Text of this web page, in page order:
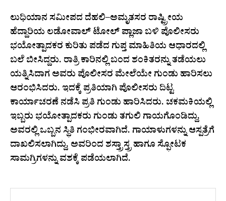
ಲುಧಿಯಾನ ಸಮೀಪದ ದೆಹಲಿ–ಅಮೃತಸರ ರಾಷ್ಟ್ರೀಯ
ಹೆದ್ದಾರಿಯ ಲಡೋವಾಲ್ ಟೋಲ್ ಪ್ಲಾಜಾ ಬಳಿ ಪೊಲೀಸರು
ಭಯೋತ್ಪಾದಕರ ಕುರಿತು ಪಡೆದ ಗುಪ್ತ ಮಾಹಿತಿಯ ಆಧಾರದಲ್ಲಿ
ಬಲೆ ಬೀಸಿದ್ದರು. ರಾತ್ರಿ ಕಾರಿನಲ್ಲಿ ಬಂದ ಶಂಕಿತರನ್ನು ತಡೆಯಲು
ಯತ್ನಿಸಿದಾಗ ಅವರು ಪೊಲೀಸರ ಮೇಲೆಯೇ ಗುಂಡು ಹಾರಿಸಲು
ಆರಂಭಿಸಿದರು. ಇದಕ್ಕೆ ಪ್ರತಿಯಾಗಿ ಪೊಲೀಸರು ದಿಟ್ಟ
ಕಾರ್ಯಾಚರಣೆ ನಡೆಸಿ ಪ್ರತಿ ಗುಂಡು ಹಾರಿಸಿದರು. ಚಕಮಕಿಯಲ್ಲಿ
ಇಬ್ಬರು ಭಯೋತ್ಪಾದಕರು ಗುಂಡು ತಗುಲಿ ಗಾಯಗೊಂಡಿದ್ದು,
ಅವರಲ್ಲಿ ಒಬ್ಬನ ಸ್ಥಿತಿ ಗಂಭೀರವಾಗಿದೆ. ಗಾಯಾಳುಗಳನ್ನು ಆಸ್ಪತ್ರೆಗೆ
ದಾಖಲಿಸಲಾಗಿದ್ದು, ಅವರಿಂದ ಶಸ್ತ್ರಾಸ್ತ್ರ ಹಾಗೂ ಸ್ಫೋಟಕ
ಸಾಮಗ್ರಿಗಳನ್ನು ವಶಕ್ಕೆ ಪಡೆಯಲಾಗಿದೆ.